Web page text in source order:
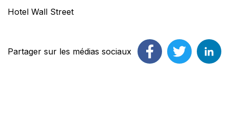
Hotel Wall Street
Partager sur les médias sociaux